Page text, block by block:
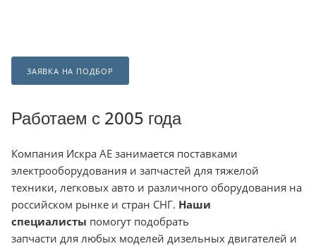
ЗАЯВКА НА ПОДБОР
Работаем с 2005 года
Компания Искра АЕ занимается поставками
электрооборудования и запчастей для тяжелой
техники, легковых авто и различного оборудования на
российском рынке и стран СНГ. Наши
специалисты помогут подобрать
запчасти для любых моделей дизельных двигателей и